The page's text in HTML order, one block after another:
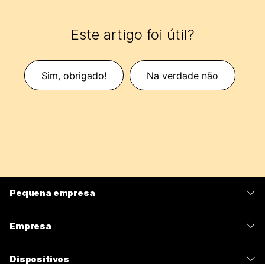
Este artigo foi útil?
Sim, obrigado! Na verdade não
Pequena empresa
Empresa
Dispositivos